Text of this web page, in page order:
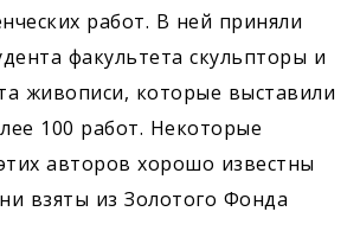
работ. В ней приняли
факультета скульпторы и
живописи, которые выставили
100 работ. Некоторые
авторов хорошо известны
взяты из Золотого Фонда